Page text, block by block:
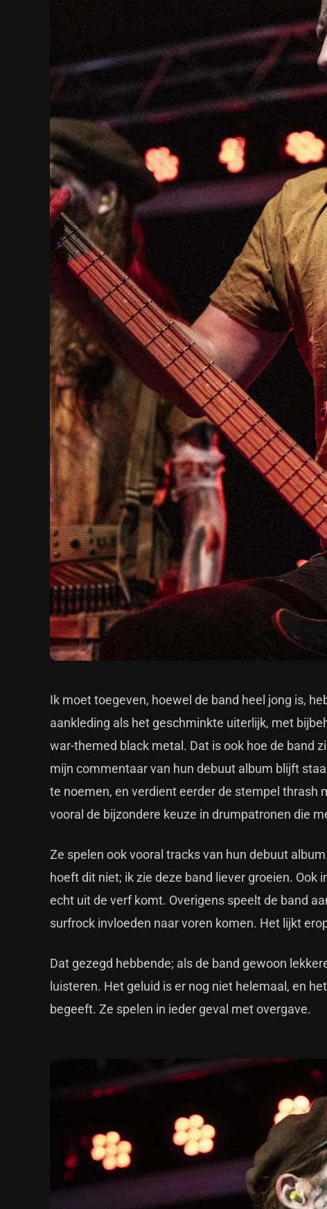
Ik moet toegeven, hoewel de band heel jong is,
aankleding als het geschminkte uiterlijk, met
war-themed black metal. Dat is ook hoe de band
mijn commentaar van hun debuut album blijft
te noemen, en verdient eerder de stempel thrash
vooral de bijzondere keuze in drumpatronen die
Ze spelen ook vooral tracks van hun debuut
hoeft dit niet; ik zie deze band liever groeien.
echt uit de verf komt. Overigens speelt de band
surfrock invloeden naar voren komen. Het lijkt
Dat gezegd hebbende; als de band gewoon
luisteren. Het geluid is er nog niet helemaal, en
begeeft. Ze spelen in ieder geval met overgave.